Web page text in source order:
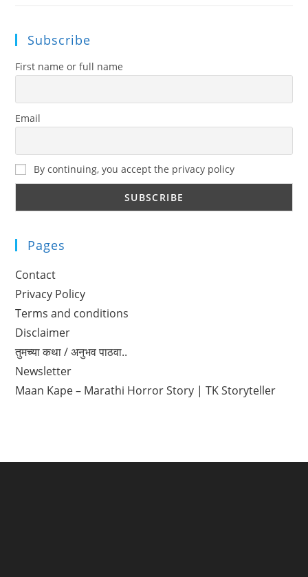
Subscribe
First name or full name
Email
By continuing, you accept the privacy policy
Pages
Contact
Privacy Policy
Terms and conditions
Disclaimer
तुमच्या कथा / अनुभव पाठवा..
Newsletter
Maan Kape – Marathi Horror Story | TK Storyteller